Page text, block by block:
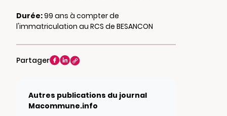
Durée:99 ans à compter de
l'immatriculation au RCS de BESANCON
Partager
Autres publications du journal
Macommune.info